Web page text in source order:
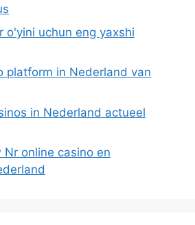
o'yini uchun eng yaxshi
platform in Nederland van
in Nederland actueel
Nr online casino en